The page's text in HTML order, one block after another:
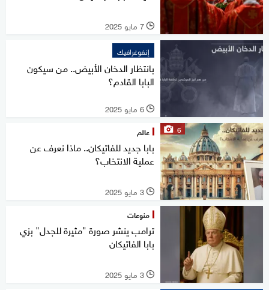
l 7 مايو 2025
إنفوغرافيك
بانتظار الدخان الأبيض.. من سيكون
البابا القادم؟
l 6 مايو 2025
6 عالم
بابا جديد للفاتيكان.. ماذا نعرف عن
عملية الانتخاب؟
l 3 مايو 2025
منوعات
ترامب ينشر صورة "مثيرة للجدل" بزي
بابا الفاتيكان
l 3 مايو 2025